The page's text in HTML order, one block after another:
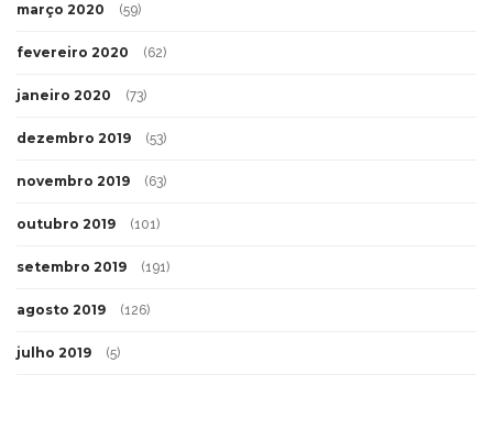
março 2020 (59)
fevereiro 2020 (62)
janeiro 2020 (73)
dezembro 2019 (53)
novembro 2019 (63)
outubro 2019 (101)
setembro 2019 (191)
agosto 2019 (126)
julho 2019 (5)